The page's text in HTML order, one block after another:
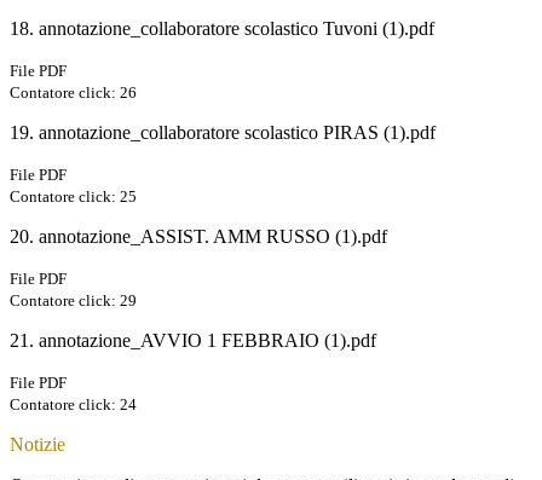
18. annotazione_collaboratore scolastico Tuvoni (1).pdf
File PDF
Contatore click: 26
19. annotazione_collaboratore scolastico PIRAS (1).pdf
File PDF
Contatore click: 25
20. annotazione_ASSIST. AMM RUSSO (1).pdf
File PDF
Contatore click: 29
21. annotazione_AVVIO 1 FEBBRAIO (1).pdf
File PDF
Contatore click: 24
Notizie